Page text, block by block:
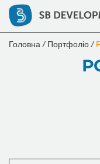
Головна / Портфоліо /